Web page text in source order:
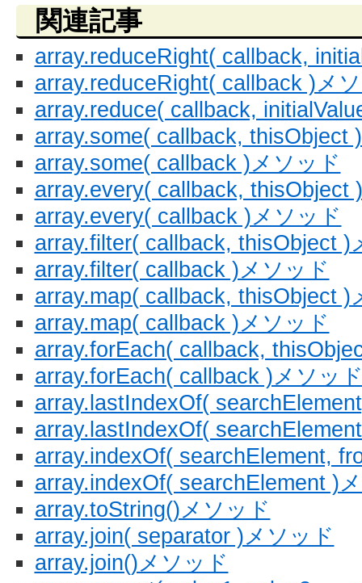
関連記事
array.reduceRight( callback,
array.reduceRight( callback )メ
array.reduce( callback,
array.some( callback, thisObject
array.some( callback )メソッド
array.every( callback, thisObject
array.every( callback )メソッド
array.filter( callback, thisObject )
array.filter( callback )メソッド
array.map( callback, thisObject )
array.map( callback )メソッド
array.forEach( callback,
array.forEach( callback )メソッ
array.lastIndexOf(
array.lastIndexOf(
array.indexOf( searchElement,
array.indexOf( searchElement )
array.toString()メソッド
array.join( separator )メソッド
array.join()メソッド